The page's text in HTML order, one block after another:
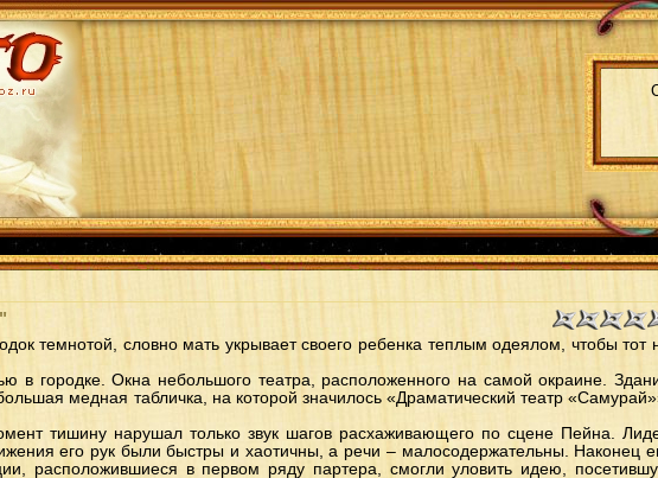
темнотой, словно мать укрывает своего ребенка теплым одеялом, чтобы тот
в городке. Окна небольшого театра, расположенного на самой окраине.
медная табличка, на которой значилось «Драматический театр
тишину нарушал только звук шагов расхаживающего по сцене Пейна.
его рук были быстры и хаотичны, а речи – малосодержательны. Наконец
расположившиеся в первом ряду партера, смогли уловить идею,